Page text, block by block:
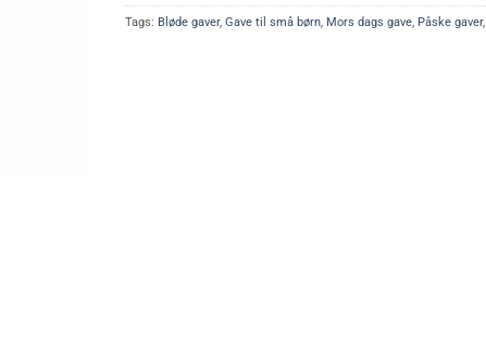
Tags: Bløde gaver, Gave til små børn, Mors dags gave, Påske gaver,